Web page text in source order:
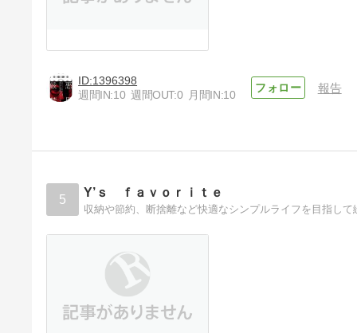
1396398
週間IN:10 週間OUT:0 月間IN:10
報告
5 Y’ｓ ｆａｖｏｒｉｔｅ
収納や節約、断捨離など快適なシンプルライフを目指して